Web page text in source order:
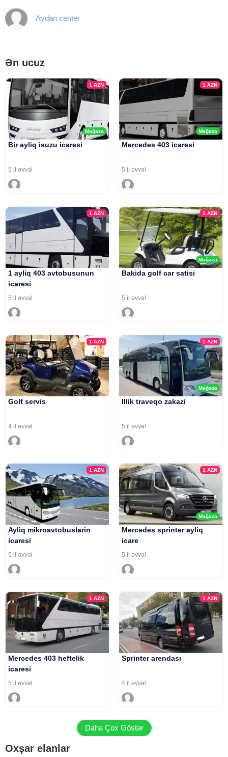
Aydan center
Ən ucuz
Mağaza
1AZN
Bir ayliq isuzu icaresi
5 il əvvəl
Mağaza
1 AZN
Mercedes 403 icaresi
5 il əvvəl
1AZN
1 ayliq 403 avtobusunun
icaresi
5 il əvvəl
Mağaza
1 AZN
Bakida golf car satisi
5 il əvvəl
1AZN
Golf servis
4 il əvvəl
Mağaza
1 AZN
Illik traveqo zakazi
5 il əvvəl
1AZN
Ayliq mikroavtobuslarin
icaresi
5 il əvvəl
Mağaza
1 AZN
Mercedes sprinter ayliq
icare
5 il əvvəl
1AZN
Mercedes 403 heftelik
icaresi
5 il əvvəl
1 AZN
Sprinter arendası
4 il əvvəl
Daha Çox Göstər
Oxşar elanlar